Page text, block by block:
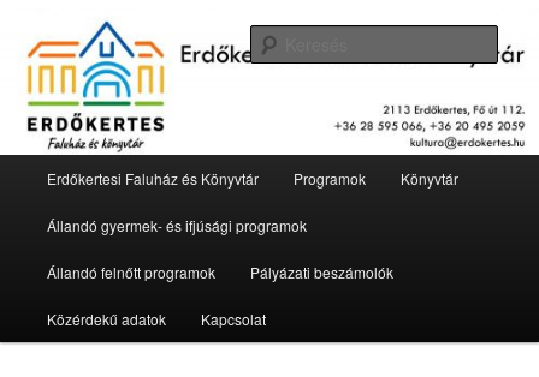
elsődleges
tartalomraErdőkertesi Faluház és Könyvtár
Erdőkertesi Faluház és Könyvtár Programok Könyvtár
Állandó gyermek- és ifjúsági programok
Állandó felnőtt programok Pályázati beszámolók
Közérdekű adatok Kapcsolat